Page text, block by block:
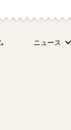
ニュース